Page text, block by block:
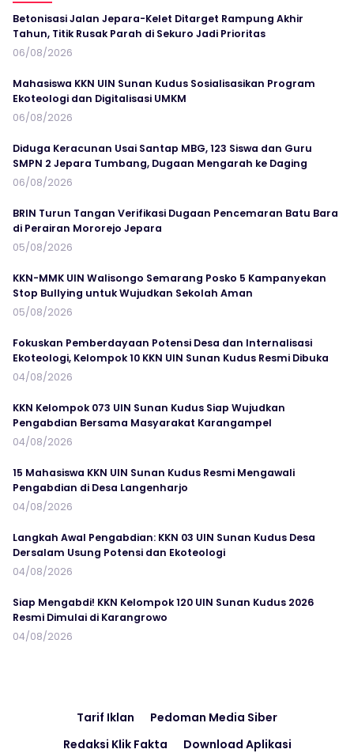
Betonisasi Jalan Jepara-Kelet Ditarget Rampung Akhir
Tahun, Titik Rusak Parah di Sekuro Jadi Prioritas
06/08/2026
Mahasiswa KKN UIN Sunan Kudus Sosialisasikan Program
Ekoteologi dan Digitalisasi UMKM
06/08/2026
Diduga Keracunan Usai Santap MBG, 123 Siswa dan Guru
SMPN 2 Jepara Tumbang, Dugaan Mengarah ke Daging
06/08/2026
BRIN Turun Tangan Verifikasi Dugaan Pencemaran Batu Bara
di Perairan Mororejo Jepara
05/08/2026
KKN-MMK UIN Walisongo Semarang Posko 5 Kampanyekan
Stop Bullying untuk Wujudkan Sekolah Aman
05/08/2026
Fokuskan Pemberdayaan Potensi Desa dan Internalisasi
Ekoteologi, Kelompok 10 KKN UIN Sunan Kudus Resmi Dibuka
04/08/2026
KKN Kelompok 073 UIN Sunan Kudus Siap Wujudkan
Pengabdian Bersama Masyarakat Karangampel
04/08/2026
15 Mahasiswa KKN UIN Sunan Kudus Resmi Mengawali
Pengabdian di Desa Langenharjo
04/08/2026
Langkah Awal Pengabdian: KKN 03 UIN Sunan Kudus Desa
Dersalam Usung Potensi dan Ekoteologi
04/08/2026
Siap Mengabdi! KKN Kelompok 120 UIN Sunan Kudus 2026
Resmi Dimulai di Karangrowo
04/08/2026
Tarif Iklan
Pedoman Media Siber
Redaksi Klik Fakta
Download Aplikasi